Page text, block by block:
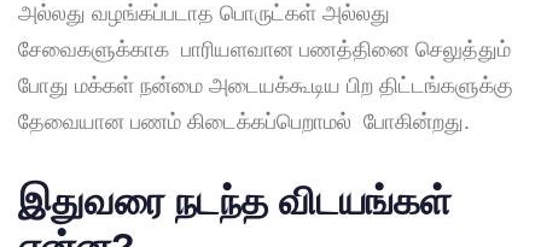
அல்லது வழங்கப்படாத பொருட்கள் அல்லது
சேவைகளுக்காக பாரியளவான பணத்தினை செலுத்தும்
போது மக்கள் நன்மை அடையக்கூடிய பிற திட்டங்களுக்கு
தேவையான பணம் கிடைக்கப்பெறாமல் போகின்றது.
இதுவரை நடந்த விடயங்கள்